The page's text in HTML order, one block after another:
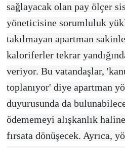
sağlayacak olan pay ölçer
yöneticisine sorumluluk
takılmayan apartman
kaloriferler tekrar
veriyor. Bu vatandaşlar,
toplanıyor' diye apartman
duyurusunda da
ödememeyi alışkanlık
fırsata dönüşecek. Ayrıca,